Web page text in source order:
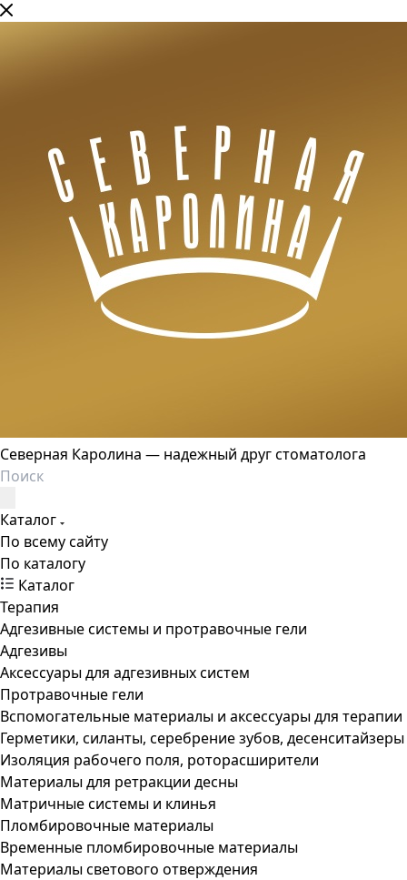
Северная Каролина — надежный друг стоматолога
Каталог
По всему сайту
По каталогу
Каталог
Терапия
Адгезивные системы и протравочные гели
Адгезивы
Аксессуары для адгезивных систем
Протравочные гели
Вспомогательные материалы и аксессуары для терапии
Герметики, силанты, серебрение зубов, десенситайзеры
Изоляция рабочего поля, роторасширители
Материалы для ретракции десны
Матричные системы и клинья
Пломбировочные материалы
Временные пломбировочные материалы
Материалы светового отверждения